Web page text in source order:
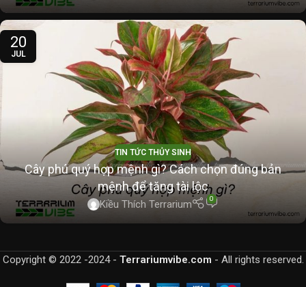
20
JUL
TIN TỨC THỦY SINH
Cây phú quý hợp mệnh gì? Cách chọn đúng bản
mệnh để tăng tài lộc
Kiều Thích Terrarium 0
Copyright © 2022 -2024 - Terrariumvibe.com - All rights reserved.